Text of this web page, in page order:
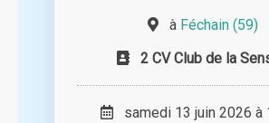
à Féchain (59)
2 CV Club de la
samedi 13 juin 2026 à